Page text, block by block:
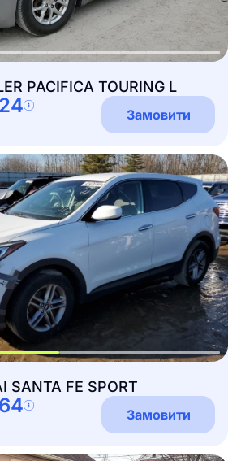
PACIFICA TOURING L
Замовити
SANTA FE SPORT
Замовити